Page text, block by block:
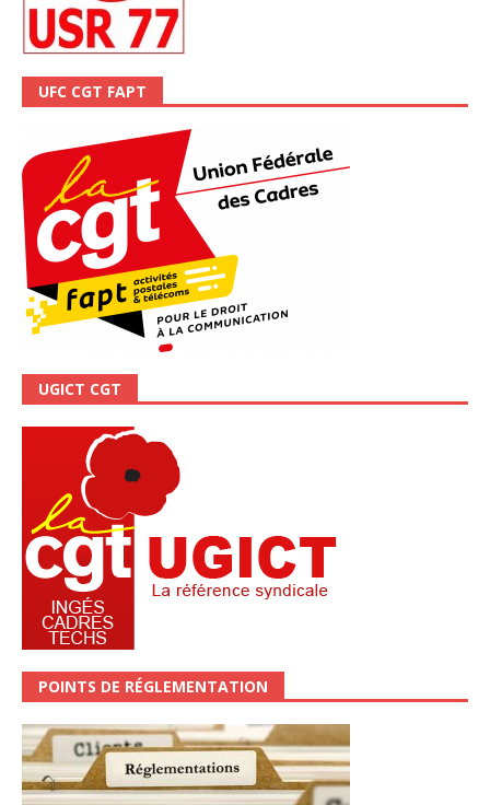
UFC CGT FAPT
UGICT CGT
POINTS DE RÉGLEMENTATION